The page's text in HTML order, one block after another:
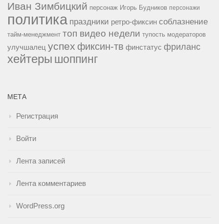
Иван Зимбицкий персонаж Игорь Будников персонажи
политика праздники ретро-фиксин соблазнение
тайм-менеджмент топ видео недели тупость модераторов
улучшалец успех фиксин-тв финстатус фриланс
хейтеры шоппинг
МЕТА
Регистрация
Войти
Лента записей
Лента комментариев
WordPress.org